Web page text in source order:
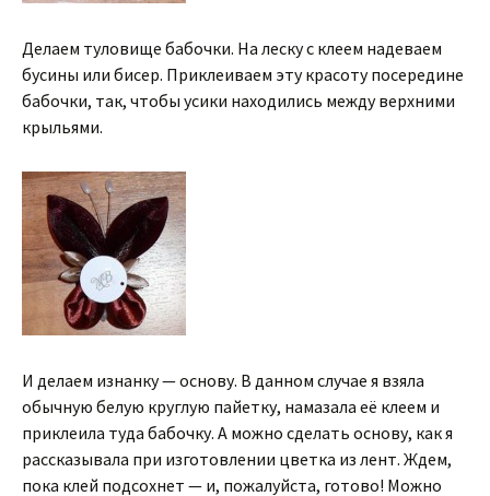
Делаем туловище бабочки. На леску с клеем надеваем
бусины или бисер. Приклеиваем эту красоту посередине
бабочки, так, чтобы усики находились между верхними
крыльями.
И делаем изнанку — основу. В данном случае я взяла
обычную белую круглую пайетку, намазала её клеем и
приклеила туда бабочку. А можно сделать основу, как я
рассказывала при изготовлении цветка из лент. Ждем,
пока клей подсохнет — и, пожалуйста, готово! Можно